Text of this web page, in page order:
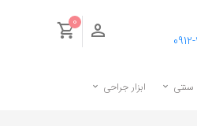
0
ابزار جراحی